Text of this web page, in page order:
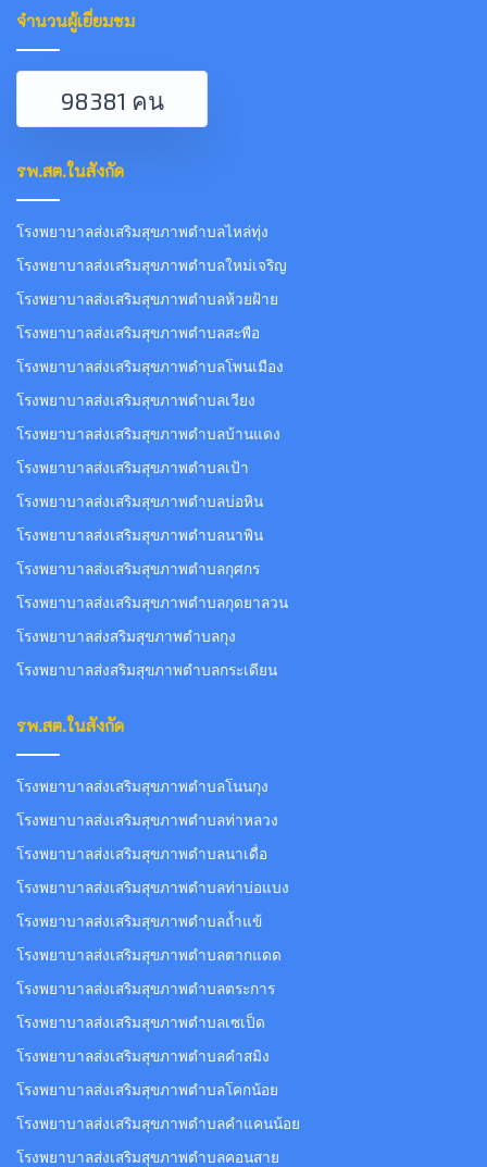
จำนวนผู้เยี่ยมชม
98381 คน
รพ.สต.ในสังกัด
โรงพยาบาลส่งเสริมสุขภาพตำบลไหล่ทุ่ง
โรงพยาบาลส่งเสริมสุขภาพตำบลใหม่เจริญ
โรงพยาบาลส่งเสริมสุขภาพตำบลห้วยฝ้าย
โรงพยาบาลส่งเสริมสุขภาพตำบลสะพือ
โรงพยาบาลส่งเสริมสุขภาพตำบลโพนเมือง
โรงพยาบาลส่งเสริมสุขภาพตำบลเวียง
โรงพยาบาลส่งเสริมสุขภาพตำบลบ้านแดง
โรงพยาบาลส่งเสริมสุขภาพตำบลเป้า
โรงพยาบาลส่งเสริมสุขภาพตำบลบ่อหิน
โรงพยาบาลส่งเสริมสุขภาพตำบลนาพิน
โรงพยาบาลส่งเสริมสุขภาพตำบลกุศกร
โรงพยาบาลส่งเสริมสุขภาพตำบลกุดยาลวน
โรงพยาบาลส่งสริมสุขภาพตำบลกุง
โรงพยาบาลส่งสริมสุขภาพตำบลกระเดียน
รพ.สต.ในสังกัด
โรงพยาบาลส่งเสริมสุขภาพตำบลโนนกุง
โรงพยาบาลส่งเสริมสุขภาพตำบลท่าหลวง
โรงพยาบาลส่งเสริมสุขภาพตำบลนาเดื่อ
โรงพยาบาลส่งเสริมสุขภาพตำบลท่าบ่อแบง
โรงพยาบาลส่งเสริมสุขภาพตำบลถ้ำแข้
โรงพยาบาลส่งเสริมสุขภาพตำบลตากแดด
โรงพยาบาลส่งเสริมสุขภาพตำบลตระการ
โรงพยาบาลส่งเสริมสุขภาพตำบลเซเป็ด
โรงพยาบาลส่งเสริมสุขภาพตำบลคำสมิง
โรงพยาบาลส่งเสริมสุขภาพตำบลโคกน้อย
โรงพยาบาลส่งเสริมสุขภาพตำบลคำแคนน้อย
โรงพยาบาลส่งเสริมสุขภาพตำบลคอนสาย